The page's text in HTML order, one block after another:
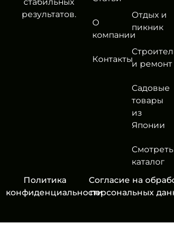
результатов.
О
компании
Контакты
Отдых и
пикник
и ремонт
Садовые
товары
из
Японии
Смотреть
каталог
Политика
конфиденциальности
Согласие на
персональных